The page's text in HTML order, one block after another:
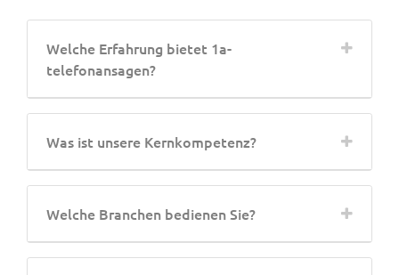
Welche Erfahrung bietet 1a-
telefonansagen?
Was ist unsere Kernkompetenz?
Welche Branchen bedienen Sie?